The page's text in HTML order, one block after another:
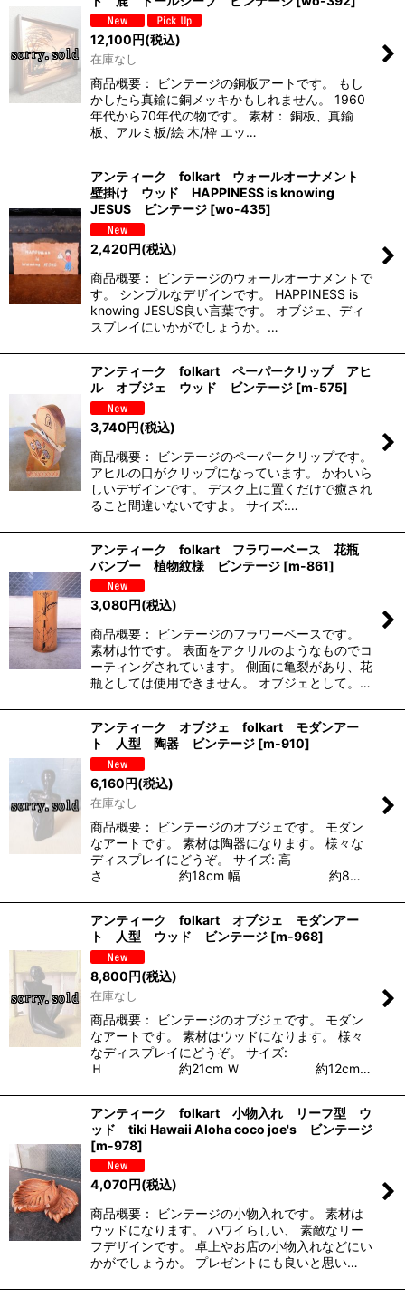
12,100円(税込)
在庫なし
商品概要： ビンテージの銅板アートです。 もし
かしたら真鍮に銅メッキかもしれません。 1960
年代から70年代の物です。 素材： 銅板、真鍮
板、アルミ板/絵 木/枠 エッ…
アンティーク folkart ウォールオーナメント
壁掛け ウッド HAPPINESS is knowing
JESUS ビンテージ [wo-435]
2,420円(税込)
商品概要： ビンテージのウォールオーナメントで
す。 シンプルなデザインです。 HAPPINESS is
knowing JESUS良い言葉です。 オブジェ、ディ
スプレイにいかがでしょうか。…
アンティーク folkart ペーパークリップ アヒ
ル オブジェ ウッド ビンテージ [m-575]
3,740円(税込)
商品概要： ビンテージのペーパークリップです。
アヒルの口がクリップになっています。 かわいら
しいデザインです。 デスク上に置くだけで癒され
ること間違いないですよ。 サイズ:…
アンティーク folkart フラワーベース 花瓶
バンブー 植物紋様 ビンテージ [m-861]
3,080円(税込)
商品概要： ビンテージのフラワーベースです。
素材は竹です。 表面をアクリルのようなものでコ
ーティングされています。 側面に亀裂があり、花
瓶としては使用できません。 オブジェとして。…
アンティーク オブジェ folkart モダンアー
ト 人型 陶器 ビンテージ [m-910]
6,160円(税込)
在庫なし
商品概要： ビンテージのオブジェです。 モダン
なアートです。 素材は陶器になります。 様々な
ディスプレイにどうぞ。 サイズ: 高
さ 約18cm 幅 約8…
アンティーク folkart オブジェ モダンアー
ト 人型 ウッド ビンテージ [m-968]
8,800円(税込)
在庫なし
商品概要： ビンテージのオブジェです。 モダン
なアートです。 素材はウッドになります。 様々
なディスプレイにどうぞ。 サイズ:
Ｈ 約21cm Ｗ 約12cm…
アンティーク folkart 小物入れ リーフ型 ウ
ッド tiki Hawaii Aloha coco joe's ビンテージ
[m-978]
4,070円(税込)
商品概要： ビンテージの小物入れです。 素材は
ウッドになります。 ハワイらしい、 素敵なリー
フデザインです。 卓上やお店の小物入れなどにい
かがでしょうか。 プレゼントにも良いと思い…